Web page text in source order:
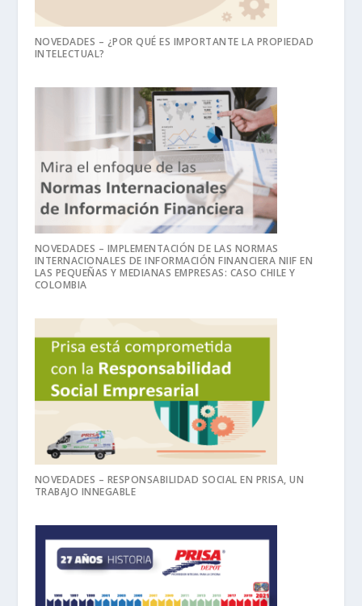
NOVEDADES – ¿POR QUÉ ES IMPORTANTE LA PROPIEDAD
INTELECTUAL?
NOVEDADES – IMPLEMENTACIÓN DE LAS NORMAS
INTERNACIONALES DE INFORMACIÓN FINANCIERA NIIF EN
LAS PEQUEÑAS Y MEDIANAS EMPRESAS: CASO CHILE Y
COLOMBIA
NOVEDADES – RESPONSABILIDAD SOCIAL EN PRISA, UN
TRABAJO INNEGABLE